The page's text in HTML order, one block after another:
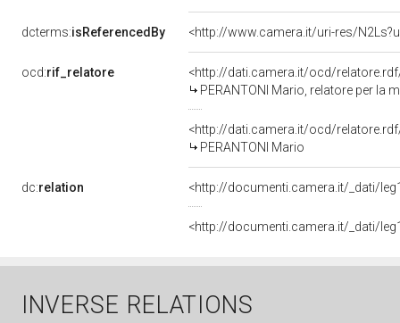
dcterms:isReferencedBy <http://www.camera.it/uri-res/
ocd:rif_relatore
<http://dati.camera.it/ocd/
PERANTONI Mario, relatore per la
<http://dati.camera.it/ocd/
PERANTONI Mario
dc:relation <http://documenti.camera.it/_dati/
<http://documenti.camera.it/_dati/
INVERSE RELATIONS